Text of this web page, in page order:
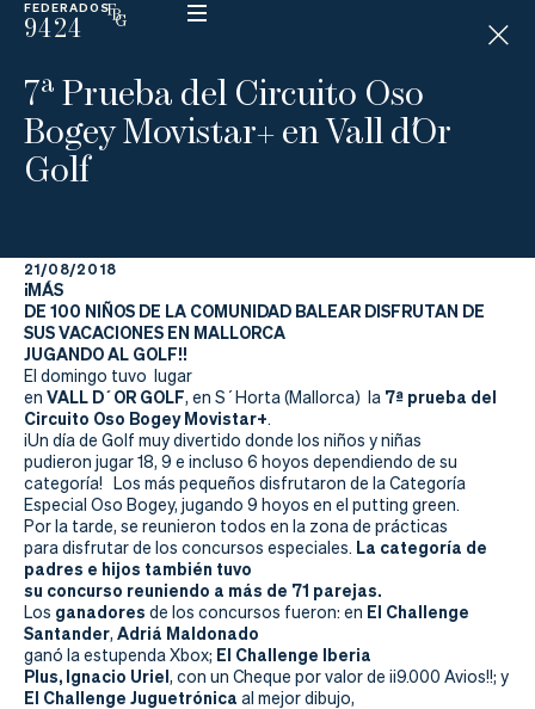
FEDERADOS
9424
ESP
N
D
I
C
A
P
La
Federación
Federarse
Jugar
Aprender
Actualidad
Tienda
7ª Prueba del Circuito Oso
Bogey Movistar+ en Vall d´Or
Golf
21/08/2018
¡MÁS
DE 100 NIÑOS DE LA COMUNIDAD BALEAR DISFRUTAN DE
SUS VACACIONES EN MALLORCA
JUGANDO AL GOLF!!
El domingo tuvo lugar
en VALL D´OR GOLF, en S´Horta (Mallorca) la 7ª prueba del
Circuito Oso Bogey Movistar+.
¡Un día de Golf muy divertido donde los niños y niñas
pudieron jugar 18, 9 e incluso 6 hoyos dependiendo de su
categoría! Los más pequeños disfrutaron de la Categoría
Especial Oso Bogey, jugando 9 hoyos en el putting green.
Por la tarde, se reunieron todos en la zona de prácticas
para disfrutar de los concursos especiales. La categoría de
padres e hijos también tuvo
su concurso reuniendo a más de 71 parejas.
Los ganadores de los concursos fueron: en El Challenge
Santander, Adriá Maldonado
ganó la estupenda Xbox; El Challenge Iberia
Plus, Ignacio Uriel, con un Cheque por valor de ¡¡9.000 Avios!!; y
El Challenge Juguetrónica al mejor dibujo,